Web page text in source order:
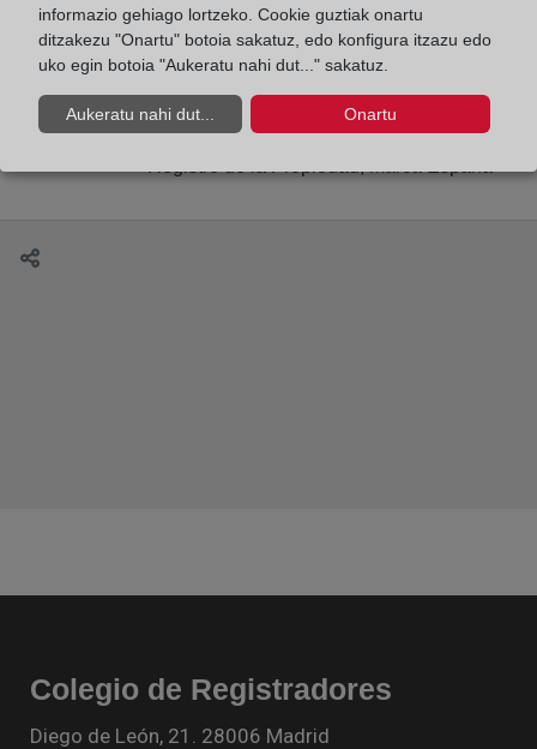
prevención del blanqueo de capitales y la
financiación del terrorismo. Calificación registral
Colegio de Registradores
Diego de León, 21. 28006 Madrid
informazio gehiago lortzeko. Cookie guztiak onartu
ditzakezu "Onartu" botoia sakatuz, edo konfigura itzazu edo
uko egin botoia "Aukeratu nahi dut..." sakatuz.
Aukeratu nahi dut... Onartu